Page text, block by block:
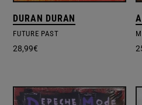
DURAN DURAN
FUTURE PAST
28,99€